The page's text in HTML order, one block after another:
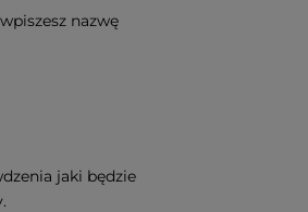
nazwę
jaki będzie